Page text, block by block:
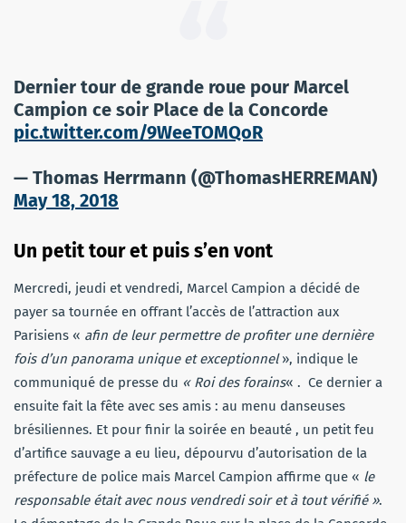
Dernier tour de grande roue pour Marcel
Campion ce soir Place de la Concorde
pic.twitter.com/9WeeTOMQoR
— Thomas Herrmann (@ThomasHERREMAN)
May 18, 2018
Un petit tour et puis s’en vont
Mercredi, jeudi et vendredi, Marcel Campion a décidé de
payer sa tournée en offrant l’accès de l’attraction aux
Parisiens « afin de leur permettre de profiter une dernière
fois d’un panorama unique et exceptionnel», indique le
communiqué de presse du « Roi des forains« . Ce dernier a
ensuite fait la fête avec ses amis : au menu danseuses
brésiliennes. Et pour finir la soirée en beauté , un petit feu
d’artifice sauvage a eu lieu, dépourvu d’autorisation de la
préfecture de police mais Marcel Campion affirme que « le
responsable était avec nous vendredi soir et à tout vérifié ».